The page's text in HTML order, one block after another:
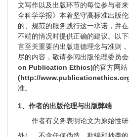
文写作以及出版环节的每位参与者
全科学学报》本着坚守高标准出版
的、规范的服务践行这一承诺，并
不端的情况时提供正确的建议。以
言至关重要的出版道德理念与准则
尽的内容，敬请参阅出版伦理委员会
on Publication Ethics)的官方网站
(http://
准。
1、作者的出版伦理与出版弊端
作者有义务表明论文为原始性研
外），不含任何伪造、欺骗和抄袭